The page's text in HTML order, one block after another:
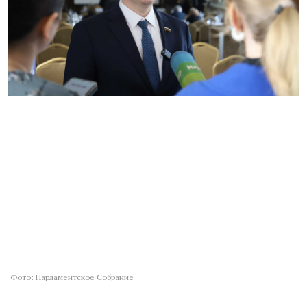
Фото: Парламентское Собрание